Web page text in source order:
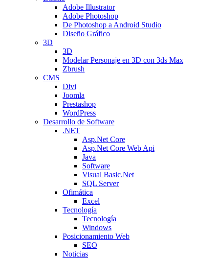
Adobe Illustrator
Adobe Photoshop
De Photoshop a Android Studio
Diseño Gráfico
3D
3D
Modelar Personaje en 3D con 3ds Max
Zbrush
CMS
Divi
Joomla
Prestashop
WordPress
Desarrollo de Software
.NET
Asp.Net Core
Asp.Net Core Web Api
Java
Software
Visual Basic.Net
SQL Server
Ofimática
Excel
Tecnología
Tecnología
Windows
Posicionamiento Web
SEO
Noticias